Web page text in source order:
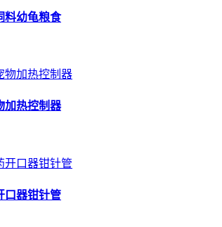
料幼龟粮食
加热控制器
口器钳针管